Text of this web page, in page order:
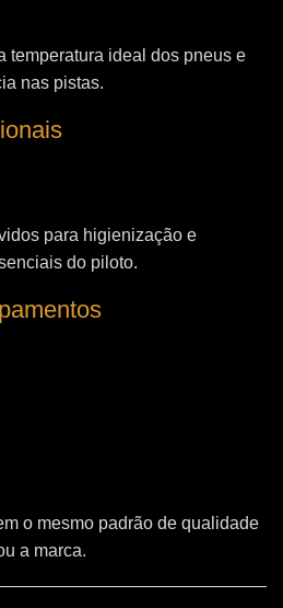
temperatura ideal dos pneus e
nas pistas.
para higienização e
do piloto.
o mesmo padrão de qualidade
a marca.